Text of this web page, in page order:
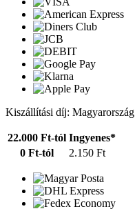
Kiszállítási díj: Magyarország
22.000 Ft-tól Ingyenes*
0 Ft-tól
2.150 Ft